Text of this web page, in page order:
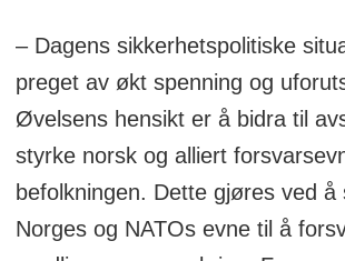
– Dagens sikkerhetspolitiske
preget av økt spenning og
Øvelsens hensikt er å bidra til
styrke norsk og alliert
befolkningen. Dette gjøres ved å
Norges og NATOs evne til å